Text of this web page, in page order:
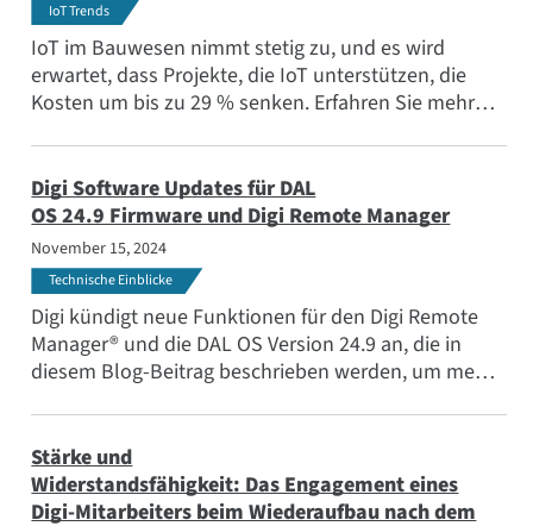
IoT Trends
IoT im Bauwesen nimmt stetig zu, und es wird
erwartet, dass Projekte, die IoT unterstützen, die
Kosten um bis zu 29 % senken. Erfahren Sie mehr
Digi Software Updates für DAL
OS 24.9 Firmware und Digi Remote Manager
November 15, 2024
Technische Einblicke
Digi kündigt neue Funktionen für den Digi Remote
Manager® und die DAL OS Version 24.9 an, die in
diesem Blog-Beitrag beschrieben werden, um mehr
Sicherheitsinformationen zu reagieren.
Stärke und
Widerstandsfähigkeit: Das Engagement eines
Digi-Mitarbeiters beim Wiederaufbau nach dem